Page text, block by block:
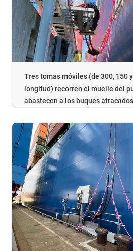
Tres tomas móviles (de 300, 150
longitud) recorren el muelle del
abastecen a los buques